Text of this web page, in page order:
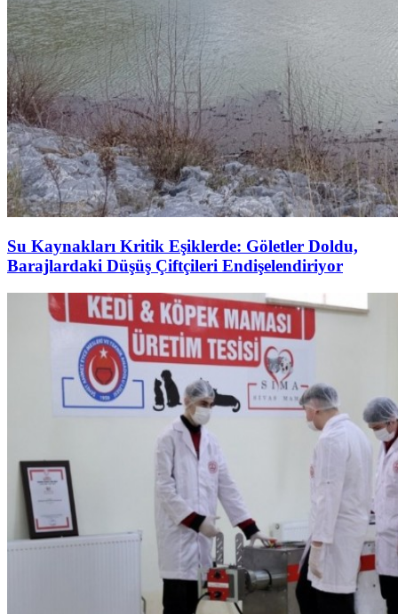
Su Kaynakları Kritik Eşiklerde: Göletler Doldu,
Barajlardaki Düşüş Çiftçileri Endişelendiriyor